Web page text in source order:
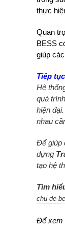
thực
Quan
BESS
giúp
Tiếp
Hệ
quá
hiện
nhau
Để giúp
dựng
tạo hệ
Tìm
chu-de-
Để xem